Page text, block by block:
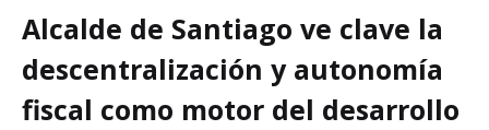
Alcalde de Santiago ve clave la
descentralización y autonomía
fiscal como motor del desarrollo